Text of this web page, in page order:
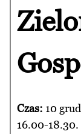
Czas: 10
16.00-18.30.